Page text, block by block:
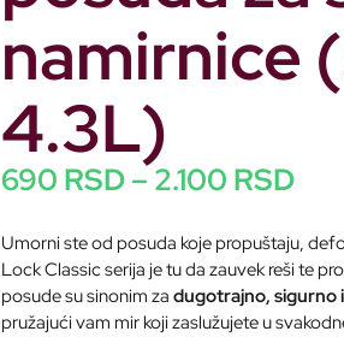
namirnice
4.3L)
690 RSD–2.100 RSD
Umorni ste od posuda koje propuštaju,
Lock Classic serija je tu da zauvek reši te
posude su sinonim za dugotrajno, sigurno
pružajući vam mir koji zaslužujete u